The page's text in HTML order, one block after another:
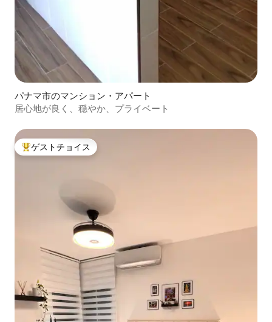
パナマ市のマンション・アパート
居心地が良く、穏やか、プライベート
大好評のゲストチョイスです。
ゲストチョイス